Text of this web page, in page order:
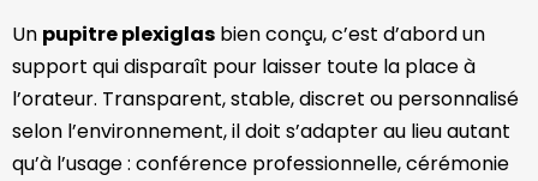
Un pupitre plexiglas bien conçu, c’est d’abord un
support qui disparaît pour laisser toute la place à
l’orateur. Transparent, stable, discret ou personnalisé
selon l’environnement, il doit s’adapter au lieu autant
qu’à l’usage : conférence professionnelle, cérémonie